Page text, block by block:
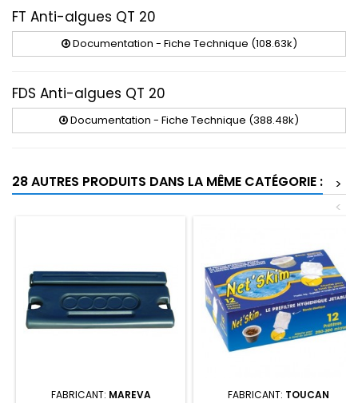
FT Anti-algues QT 20
Documentation - Fiche Technique (108.63k)
FDS Anti-algues QT 20
Documentation - Fiche Technique (388.48k)
28 AUTRES PRODUITS DANS LA MÊME CATÉGORIE :
>
<
FABRICANT: MAREVA FABRICANT: TOUCAN